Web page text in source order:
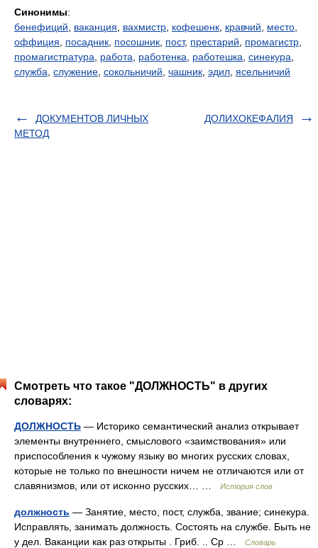
Синонимы:
бенефиций
ваканция вахмистр кофешенк кравчий место
оффиция
посадник посошник пост, престарий промагистр
промагистратура
работа работенка работешка синекура
служба служение сокольничий чашник эдил ясельничий
ДОКУМЕНТОВ ЛИЧНЫХ
МЕТОД
ДОЛИХОКЕФАЛИЯ
Смотреть что такое "ДОЛЖНОСТЬ" в других
словарях:
ДОЛЖНОСТЬ — Историко семантический анализ открывает
элементы внутреннего, смыслового «заимствования» или
приспособления к чужому языку во многих русских словах,
которые не только по внешности ничем не отличаются или от
славянизмов, или от исконно русских… …
История слов
должность — Занятие, место, пост, служба, звание; синекура.
Исправлять, занимать должность. Состоять на службе. Быть не
у дел. Ваканции как раз открыты . Гриб. .. Ср …
Словарь